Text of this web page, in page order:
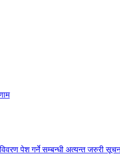
पेश गर्ने सम्बन्धी अत्यन्त जरुरी